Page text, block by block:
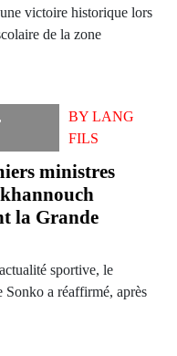
victoire historique lors
de la zone
,
BY LANG
FILS
ministres
la Grande
sportive, le
Sonko a réaffirmé, après